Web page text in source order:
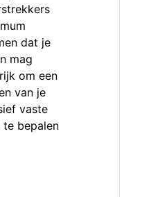
dat je
mag
om een
van je
vaste
bepalen